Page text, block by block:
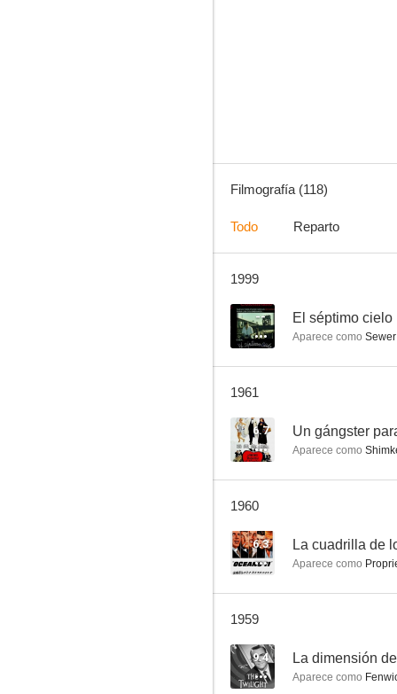
Filmografía (118)
Todo Reparto
1999
-- El séptimo cielo
Aparece como
1961
6.7 Un gángster
Aparece como
1960
6.3 La cuadrilla de
Aparece como
1959
9.4 La dimensión
Aparece como